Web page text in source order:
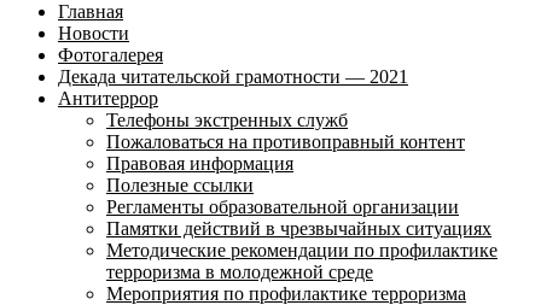
Главная
Новости
Фотогалерея
Декада читательской грамотности — 2021
Антитеррор
Телефоны экстренных служб
Пожаловаться на противоправный контент
Правовая информация
Полезные ссылки
Регламенты образовательной организации
Памятки действий в чрезвычайных ситуациях
Методические рекомендации по профилактике
терроризма в молодежной среде
Мероприятия по профилактике терроризма